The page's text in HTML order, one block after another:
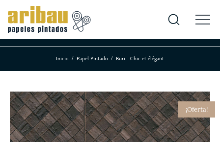
Inicio Papel Pintado Buri - Chic et élégant
¡Oferta!